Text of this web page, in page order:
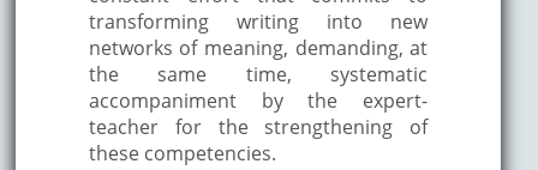
transforming writing into new
networks of meaning, demanding, at
the same time, systematic
accompaniment by the expert-
teacher for the strengthening of
these competencies.